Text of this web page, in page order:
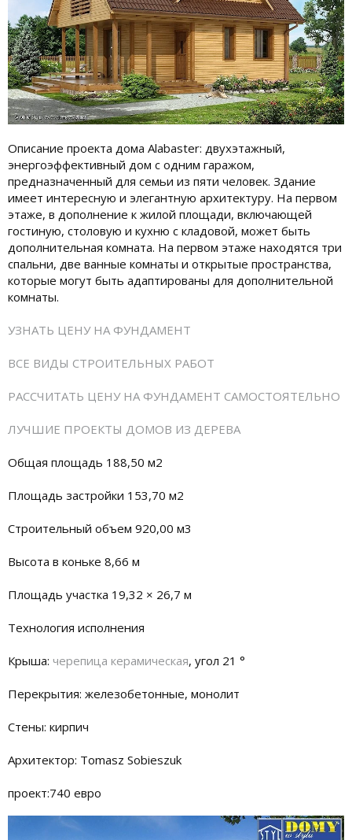
Описание проекта дома Alabaster: двухэтажный,
энергоэффективный дом с одним гаражом,
предназначенный для семьи из пяти человек. Здание
имеет интересную и элегантную архитектуру. На первом
этаже, в дополнение к жилой площади, включающей
гостиную, столовую и кухню с кладовой, может быть
дополнительная комната. На первом этаже находятся три
спальни, две ванные комнаты и открытые пространства,
которые могут быть адаптированы для дополнительной
комнаты.
УЗНАТЬ ЦЕНУ НА ФУНДАМЕНТ
ВСЕ ВИДЫ СТРОИТЕЛЬНЫХ РАБОТ
РАССЧИТАТЬ ЦЕНУ НА ФУНДАМЕНТ САМОСТОЯТЕЛЬНО
ЛУЧШИЕ ПРОЕКТЫ ДОМОВ ИЗ ДЕРЕВА
Общая площадь 188,50 м2
Площадь застройки 153,70 м2
Строительный объем 920,00 м3
Высота в коньке 8,66 м
Площадь участка 19,32 × 26,7 м
Технология исполнения
Крыша: черепица керамическая, угол 21 °
Перекрытия: железобетонные, монолит
Стены: кирпич
Архитектор: Tomasz Sobieszuk
проект:740 евро